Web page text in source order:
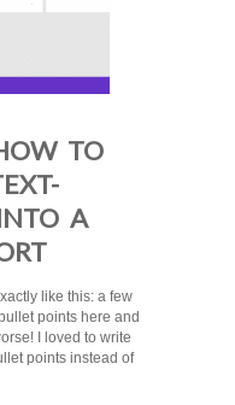
TO
A
like this: a few
points here and
I loved to write
points instead of